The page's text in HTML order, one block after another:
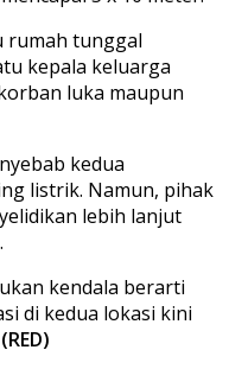
rumah tunggal
kepala keluarga
luka maupun
kedua
listrik. Namun, pihak
lebih lanjut
kendala berarti
di kedua lokasi kini
(RED)